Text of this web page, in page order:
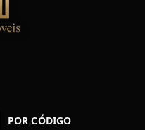
POR CÓDIGO